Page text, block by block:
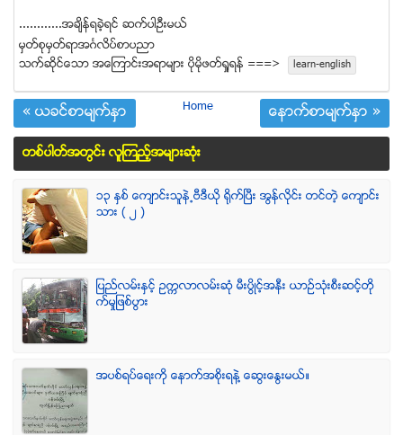
............အခ်ိန္ရခဲ့ရင္ ဆက္ပါဦးမယ္
မွတ္စုမွတ္ရာအဂၤလိပ္စာပညာ
သက္ဆုိင္ေသာ အေၾကာင္းအရာမ်ား ပုိမုိဖတ္ရႈရန္ ===>
learn-english
« ယခင္စာမ်က္ႏွာ Home ေနာက္စာမ်က္ႏွာ »
တစ္ပါတ္အတြင္း လူၾကည့္အမ်ားဆံုး
၁၃ ႏွစ္ ေက်ာင္းသူနဲ႕ဗီဒီယို ရိုက္ျပီး အြန္လိုင္း တင္တဲ့ ေက်ာင္း
သား ( ၂ )
ျပည္လမ္းႏွင့္ ဥကၠလာလမ္းဆုံ မီးပြိဳင့္အနီး ယာဥ္သုံးစီးဆင့္တို
က္မႈျဖစ္ပြား
အပစ္ရပ္ေရးကို ေနာက္အစိုးရနဲ႔ ေဆြးေႏြးမယ္။